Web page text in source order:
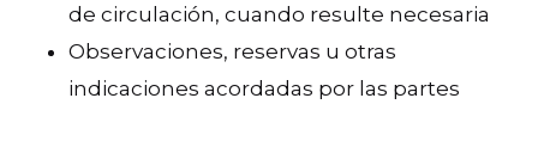
de circulación, cuando resulte necesaria
Observaciones, reservas u otras
indicaciones acordadas por las partes